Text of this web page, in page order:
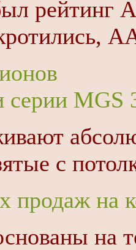
рейтинг
серии MGS
с
продаж на
на